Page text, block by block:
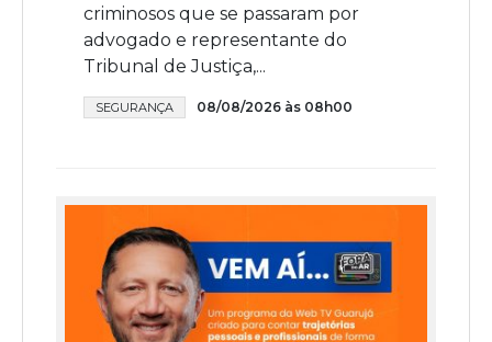
criminosos que se passaram por
advogado e representante do
Tribunal de Justiça,...
SEGURANÇA 08/08/2026 às 08h00